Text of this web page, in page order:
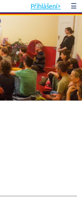
Přihlášení> ☰